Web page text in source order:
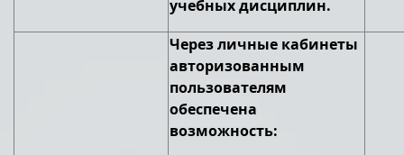
учебных дисциплин.
Через личные кабинеты
авторизованным
пользователям
обеспечена
возможность: